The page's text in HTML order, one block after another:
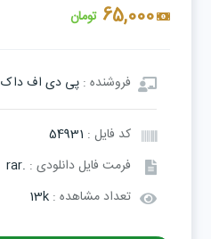
65,000 تومان
فروشنده :پی دی اف داک
کد فایل : 54931
فرمت فایل دانلودی : .rar
تعداد مشاهده :13k